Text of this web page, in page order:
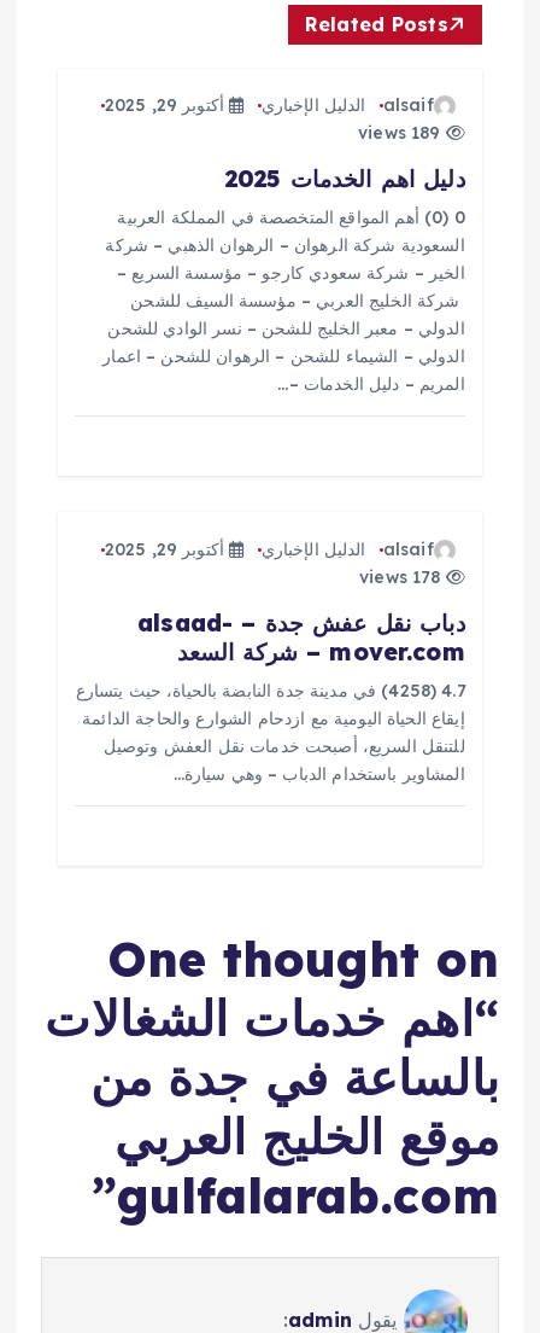
م
ت
Related Posts
alsaif الدليل الإخباري
أكتوبر 29, 2025
دليل اهم الخدمات 2025
0 (0) أهم المواقع المتخصصة في المملكة العربية
السعودية شركة الرهوان – الرهوان الذهبي – شركة
الخير – شركة سعودي كارجو – مؤسسة السريع –
شركة الخليج العربي – مؤسسة السيف للشحن
الدولي – معبر الخليج للشحن – نسر الوادي للشحن
الدولي – الشيماء للشحن – الرهوان للشحن – اعمار
المريم – دليل الخدمات –…
alsaif الدليل الإخباري
أكتوبر 29, 2025
دباب نقل عفش جدة – alsaad-
mover.com – شركة السعد
4.7 (4258) في مدينة جدة النابضة بالحياة، حيث يتسارع
إيقاع الحياة اليومية مع ازدحام الشوارع والحاجة الدائمة
للتنقل السريع، أصبحت خدمات نقل العفش وتوصيل
المشاوير باستخدام الدباب – وهي سيارة…
One thought on
“اهم خدمات الشغالات
بالساعة في جدة من
موقع الخليج العربي
gulfalarab.com
”
يقول admin
: